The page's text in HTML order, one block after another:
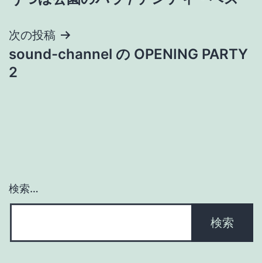
稿
ナ
ビ
ン
次の投稿
sound-channel の OPENING PARTY
2
検索…